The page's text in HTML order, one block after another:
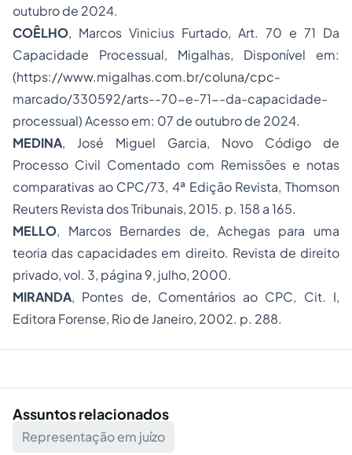
outubro de 2024.
COÊLHO, Marcos Vinicius Furtado, Art. 70 e 71 Da
Capacidade Processual, Migalhas, Disponível em:
(https://www.migalhas.com.br/coluna/cpc-
marcado/330592/arts--70-e-71--da-capacidade-
processual) Acesso em: 07 de outubro de 2024.
MEDINA, José Miguel Garcia, Novo Código de
Processo Civil Comentado com Remissões e notas
comparativas ao CPC/73, 4ª Edição Revista, Thomson
Reuters Revista dos Tribunais, 2015. p. 158 a 165.
MELLO, Marcos Bernardes de, Achegas para uma
teoria das capacidades em direito. Revista de direito
privado, vol. 3, página 9, julho, 2000.
MIRANDA, Pontes de, Comentários ao CPC, Cit. I,
Editora Forense, Rio de Janeiro, 2002. p. 288.
Assuntos relacionados
Representação em juízo